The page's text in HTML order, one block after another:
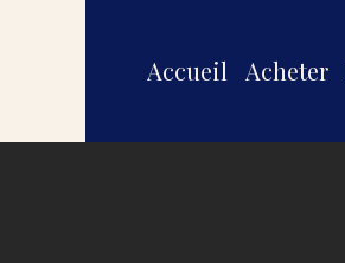
Accueil Acheter